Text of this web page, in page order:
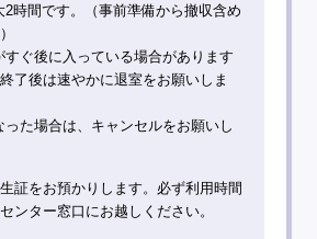
2時間です。（事前準備から撤収含め
すぐ後に入っている場合があります
了後は速やかに退室をお願いしま
った場合は、キャンセルをお願いし
証をお預かりします。必ず利用時間
ンター窓口にお越しください。